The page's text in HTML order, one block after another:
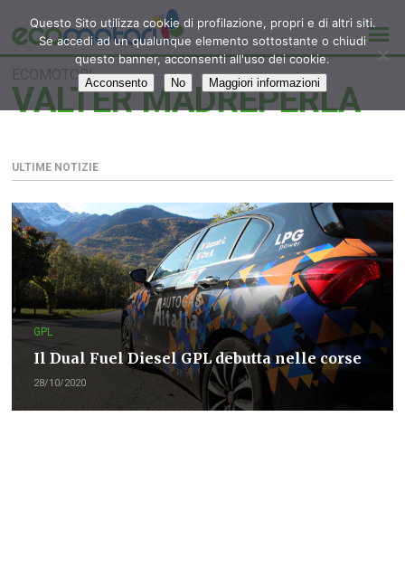
ECOMOTORI
VALTER MADREPERLA
ULTIME NOTIZIE
GPL
Il Dual Fuel Diesel GPL debutta nelle corse
28/10/2020
Questo Sito utilizza cookie di profilazione, propri e di altri siti.
Se accedi ad un qualunque elemento sottostante o chiudi
questo banner, acconsenti all'uso dei cookie.
Acconsento No Maggiori informazioni